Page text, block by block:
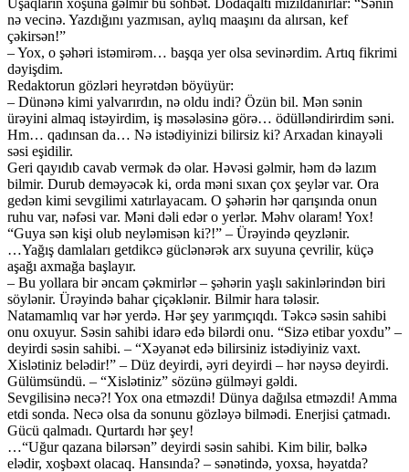
nə vecinə. Yazdığını yazmısan, aylıq maaşını da alırsan, kef
çəkirsən!”
– Yox, o şəhəri istəmirəm… başqa yer olsa sevinərdim. Artıq fikrimi
dəyişdim.
Redaktorun gözləri heyrətdən böyüyür:
– Dünənə kimi yalvarırdın, nə oldu indi? Özün bil. Mən sənin
ürəyini almaq istəyirdim, iş məsələsinə görə… ödülləndirirdim səni.
Hm… qadınsan da… Nə istədiyinizi bilirsiz ki? Arxadan kinayəli
səsi eşidilir.
Geri qayıdıb cavab vermək də olar. Həvəsi gəlmir, həm də lazım
bilmir. Durub deməyəcək ki, orda məni sıxan çox şeylər var. Ora
gedən kimi sevgilimi xatırlayacam. O şəhərin hər qarışında onun
ruhu var, nəfəsi var. Məni dəli edər o yerlər. Məhv olaram! Yox!
“Guya sən kişi olub neyləmisən ki?!” – Ürəyində qeyzlənir.
…Yağış damlaları getdikcə güclənərək arx suyuna çevrilir, küçə
aşağı axmağa başlayır.
– Bu yollara bir əncam çəkmirlər – şəhərin yaşlı sakinlərindən biri
söylənir. Ürəyində bahar çiçəklənir. Bilmir hara tələsir.
Natamamlıq var hər yerdə. Hər şey yarımçıqdı. Təkcə səsin sahibi
onu oxuyur. Səsin sahibi idarə edə bilərdi onu. “Sizə etibar yoxdu” –
deyirdi səsin sahibi. – “Xəyanət edə bilirsiniz istədiyiniz vaxt.
Xislətiniz belədir!” – Düz deyirdi, əyri deyirdi – hər nəysə deyirdi.
Gülümsündü. – “Xislətiniz” sözünə gülməyi gəldi.
Sevgilisinə necə?! Yox ona etməzdi! Dünya dağılsa etməzdi! Amma
etdi sonda. Necə olsa da sonunu gözləyə bilmədi. Enerjisi çatmadı.
Gücü qalmadı. Qurtardı hər şey!
…“Uğur qazana bilərsən” deyirdi səsin sahibi. Kim bilir, bəlkə
elədir, xoşbəxt olacaq. Hansında? – sənətində, yoxsa, həyatda?